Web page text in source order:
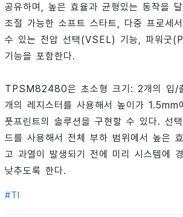
공유하며, 높은 효율과 균형있는 동작을
조절 가능한 소프트 스타트, 다중 프로세
수 있는 전압 선택(VSEL) 기능, 파워굿
기능을 포함한다.
TPSM82480은 초소형 크기: 2개의 입/
개의 레지스터를 사용해서 높이가
풋프린트의 솔루션을 구현할 수 있다. 선
드를 사용해서 전체 부하 범위에서 높은
고 과열이 발생되기 전에 미리 시스템에
낮추도록 한다.
#TI